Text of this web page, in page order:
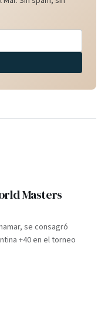
Masters
se consagró
+40 en el torneo